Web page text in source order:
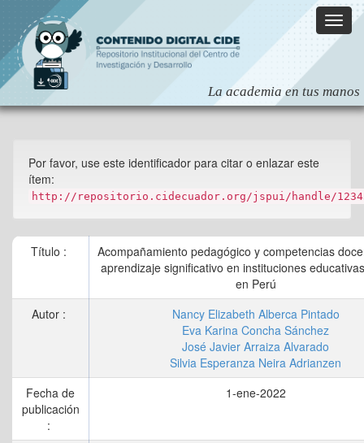
navigation
Por favor, use este identificador para citar o enlazar este
ítem:
http://repositorio.cidecuador.org/jspui/handle/
Título :
Acompañamiento pedagógico y competencias
aprendizaje significativo en instituciones
en Perú
Autor :
Nancy Elizabeth Alberca Pintado
Eva Karina Concha Sánchez
José Javier Arraiza Alvarado
Silvia Esperanza Neira Adrianzen
Fecha de
publicación
:
1-ene-2022